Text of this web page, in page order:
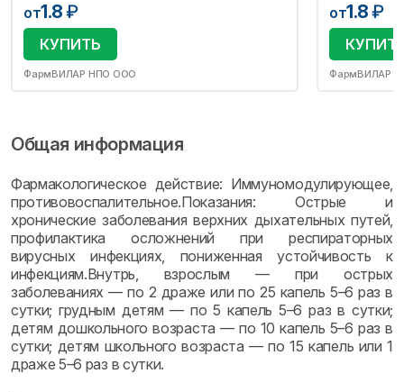
от1.8₽
КУПИТЬ
ФармВИЛАР НПО ООО
от1.8₽
ФармВИЛАР
Общая информация
Фармакологическое действие: Иммуномодулирующее,
противовоспалительное.Показания: Острые и
хронические заболевания верхних дыхательных путей,
профилактика осложнений при респираторных
вирусных инфекциях, пониженная устойчивость к
инфекциям.Внутрь, взрослым — при острых
заболеваниях — по 2 драже или по 25 капель 5–6 раз в
сутки; грудным детям — по 5 капель 5–6 раз в сутки;
детям дошкольного возраста — по 10 капель 5–6 раз в
сутки; детям школьного возраста — по 15 капель или 1
драже 5–6 раз в сутки.